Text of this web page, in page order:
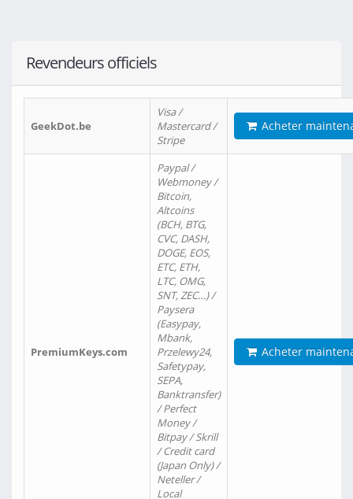
Revendeurs officiels
GeekDot.be
Visa /
Mastercard /
Stripe
Acheter
PremiumKeys.com
Paypal /
Webmoney /
Bitcoin,
Altcoins
(BCH, BTG,
CVC, DASH,
DOGE, EOS,
ETC, ETH,
LTC, OMG,
SNT, ZEC…) /
Paysera
(Easypay,
Mbank,
Przelewy24,
Safetypay,
SEPA,
Banktransfer)
/ Perfect
Money /
Bitpay / Skrill
/ Credit card
(Japan Only) /
Neteller /
Local
Acheter